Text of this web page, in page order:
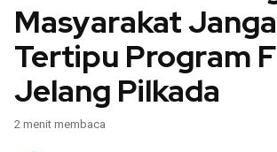
Masyarakat
Tertipu Program
Jelang Pilkada
2 menit membaca